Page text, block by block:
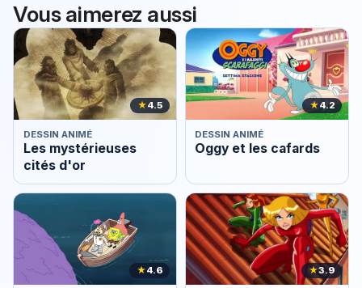
Vous aimerez aussi
★4.5
DESSIN ANIMÉ
Les mystérieuses
cités d'or
★4.2
DESSIN ANIMÉ
Oggy et les cafards
★4.6 ★3.9